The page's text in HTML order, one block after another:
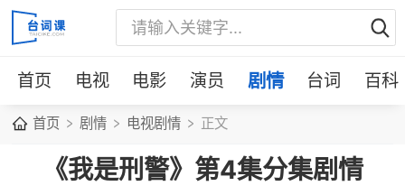
首页 电视 电影 演员 剧情 台词 百科
首页 剧情 电视剧情 正文
《我是刑警》第4集分集剧情